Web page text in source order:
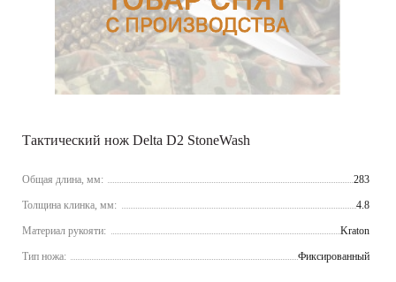
Тактический нож Delta D2 StoneWash
Общая длина, мм: 283
Толщина клинка, мм: 4.8
Материал рукояти: Kraton
Тип ножа: Фиксированный